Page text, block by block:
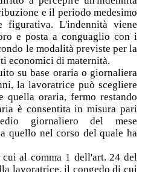
e il periodo medesimo
figurativa. L'indennità viene
e posta a conguaglio con i
le modalità previste per la
economici di maternità.
su base oraria o giornaliera
la lavoratrice può scegliere
oraria, fermo restando
è consentita in misura pari
giornaliero del mese
quello nel corso del quale ha
al comma 1 dell'art. 24 del
lavoratrice, il congedo di cui